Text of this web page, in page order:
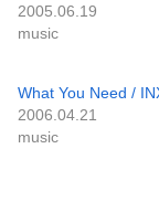
2005.06.19
music
What You Need /
2006.04.21
music